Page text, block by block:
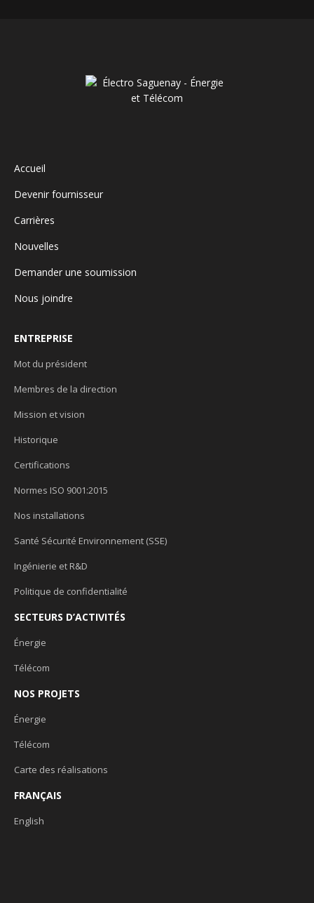
Accueil
Devenir fournisseur
Carrières
Nouvelles
Demander une soumission
Nous joindre
ENTREPRISE
Mot du président
Membres de la direction
Mission et vision
Historique
Certifications
Normes ISO 9001:2015
Nos installations
Santé Sécurité Environnement (SSE)
Ingénierie et R&D
Politique de confidentialité
SECTEURS D’ACTIVITÉS
Énergie
Télécom
NOS PROJETS
Énergie
Télécom
Carte des réalisations
FRANÇAIS
English